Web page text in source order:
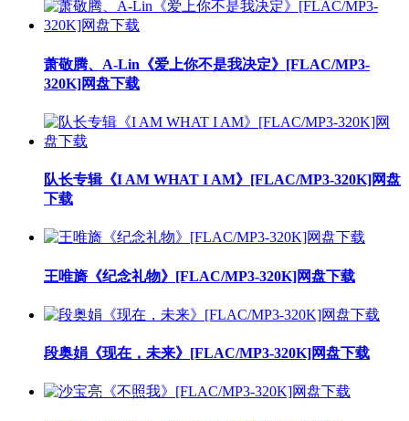
萧敬腾、A-Lin《爱上你不是我决定》[FLAC/MP3-
320K]网盘下载
队长专辑《I AM WHAT I AM》[FLAC/MP3-320K]网盘
下载
王唯旖《纪念礼物》[FLAC/MP3-320K]网盘下载
段奥娟《现在，未来》[FLAC/MP3-320K]网盘下载